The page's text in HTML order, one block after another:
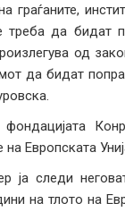
треба да бидат
од
да бидат
фондацијата
Европската
ја следи
на тлото на